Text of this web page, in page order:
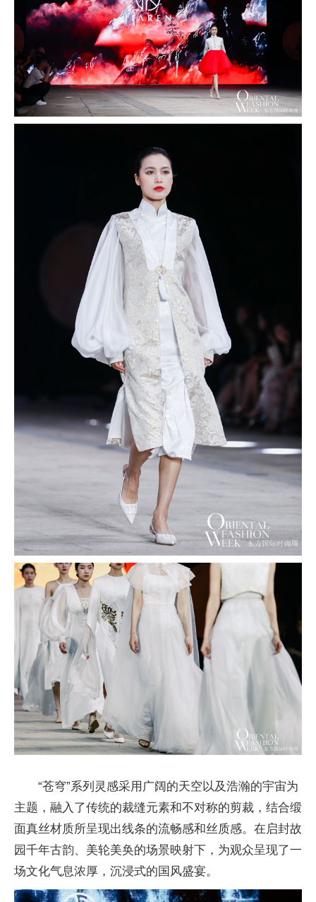
“苍穹”系列灵感采用广阔的天空以及浩瀚的宇宙为
主题，融入了传统的裁缝元素和不对称的剪裁，结合缎
面真丝材质所呈现出线条的流畅感和丝质感。在启封故
园千年古韵、美轮美奂的场景映射下，为观众呈现了一
场文化气息浓厚，沉浸式的国风盛宴。